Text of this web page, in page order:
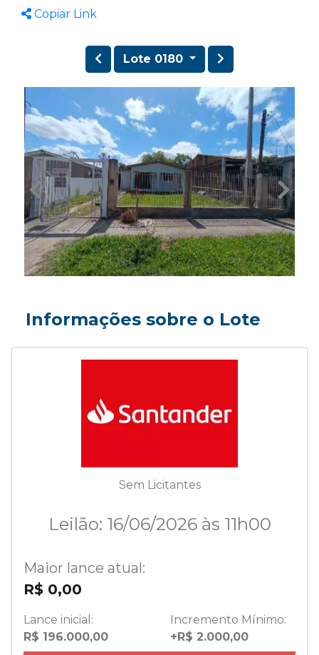
Copiar Link
Lote 0180
Informações sobre o Lote
Sem Licitantes
Leilão: 16/06/2026 às 11h00
Maior lance atual:
R$ 0,00
Lance inicial:
R$ 196.000,00
Incremento Mínimo:
+R$ 2.000,00